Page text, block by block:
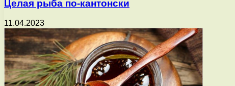
Целая рыба по-кантонски
11.04.2023